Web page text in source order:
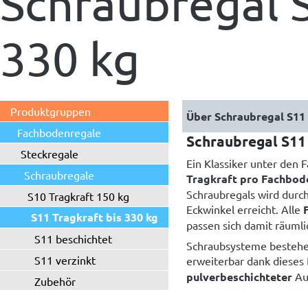
330 kg
Produktgruppen
Fachbodenregale
Steckregale
Schraubregale
S10 Tragkraft 150 kg
S11 Tragkraft bis 330 kg
S11 beschichtet
S11 verzinkt
Zubehör
Schraubregal
Ein Klassiker unter den
Tragkraft pro
Schraubregals wird
Eckwinkel erreicht. Alle
passen sich damit
Schraubsysteme
erweiterbar dank
pulverbeschichteter